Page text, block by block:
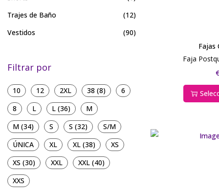
Fajas
Faja
€
Trajes de Baño
(12)
Vestidos
(90)
Filtrar por
10 12 2XL 38 (8)
6
8
L L (36)
M
M (34)
S S (32)
S/M
ÚNICA
XL XL (38)
XS
XS (30)
XXL
XXL (40)
XXS